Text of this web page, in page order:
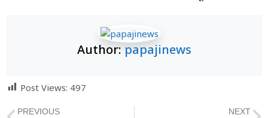
Author:papajinews
Post Views: 497
PREVIOUS NEXT